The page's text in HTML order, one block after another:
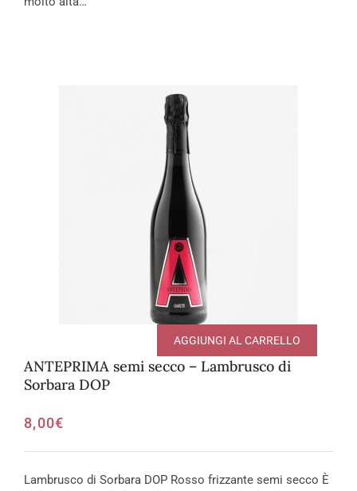
ANTEPRIMA semi secco – Lambrusco di
Sorbara DOP
8,00€
AGGIUNGI AL CARRELLO
Lambrusco di Sorbara DOP Rosso frizzante semi secco È